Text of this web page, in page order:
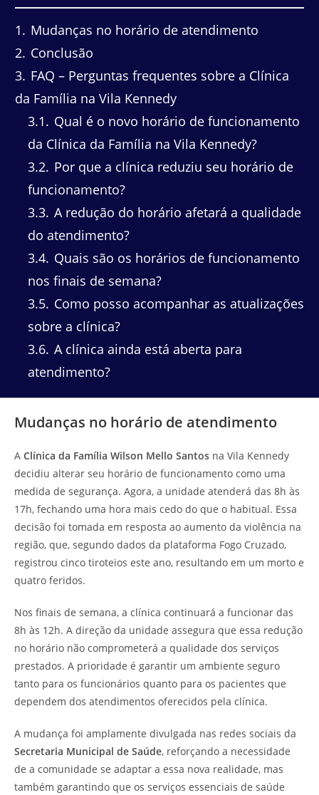
1
Mudanças no horário de atendimento
2 Conclusão
3 FAQ – Perguntas frequentes sobre a Clínica
da Família na Vila Kennedy
3.1
Qual é o novo horário de funcionamento
da Clínica da Família na Vila Kennedy?
3.2 Por que a clínica reduziu seu horário de
funcionamento?
3.3 A redução do horário afetará a qualidade
do atendimento?
3.4 Quais são os horários de funcionamento
nos finais de semana?
3.5 Como posso acompanhar as atualizações
sobre a clínica?
3.6 A clínica ainda está aberta para
atendimento?
Mudanças no horário de atendimento
A Clínica da Família Wilson Mello Santos na Vila Kennedy
decidiu alterar seu horário de funcionamento como uma
medida de segurança. Agora, a unidade atenderá das 8h às
17h, fechando uma hora mais cedo do que o habitual. Essa
decisão foi tomada em resposta ao aumento da violência na
região, que, segundo dados da plataforma Fogo Cruzado,
registrou cinco tiroteios este ano, resultando em um morto e
quatro feridos.
Nos finais de semana, a clínica continuará a funcionar das
8h às 12h. A direção da unidade assegura que essa redução
no horário não comprometerá a qualidade dos serviços
prestados. A prioridade é garantir um ambiente seguro
tanto para os funcionários quanto para os pacientes que
dependem dos atendimentos oferecidos pela clínica.
A mudança foi amplamente divulgada nas redes sociais da
Secretaria Municipal de Saúde, reforçando a necessidade
de a comunidade se adaptar a essa nova realidade, mas
também garantindo que os serviços essenciais de saúde